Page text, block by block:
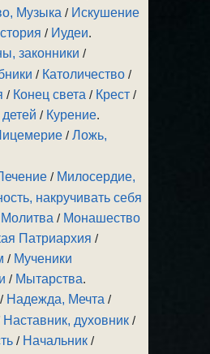
Музыка / Искушение
/ Иудеи.
законники /
/ Католичество /
/ Конец света / Крест /
/ Курение.
/Ложь,
/ Милосердие,
накручивать себя
Молитва / Монашество
Патриархия /
/ Мученики
/ Мытарства.
/ Надежда, Мечта /
Наставник, духовник /
/ Начальник /